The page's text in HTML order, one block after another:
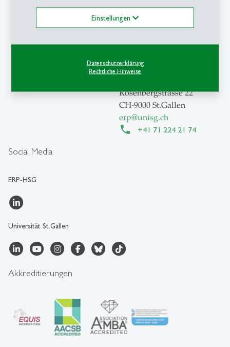
Einstellungen
Datenschutzerklärung
Rechtliche Hinweise
Social Media
ERP-HSG
Universität St.Gallen
Kontakt
Universität St.Gallen
Research and Policy (ERP-
Rosenbergstrasse 22
CH-9000 St.Gallen
erp@unisg.ch
+41 71 224 21 74
Akkreditierungen